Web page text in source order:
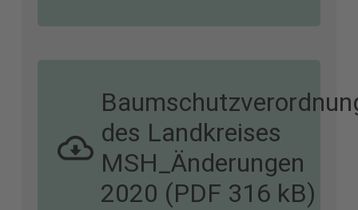
des Landkreises
MSH_Änderungen
2020 (PDF 316 kB)